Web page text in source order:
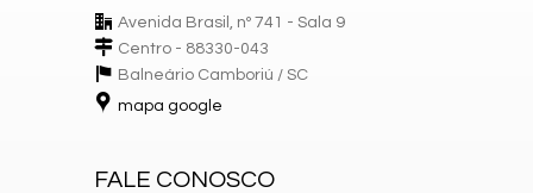
Avenida Brasil, nº 741 - Sala 9
Centro - 88330-043
Balneário Camboriú / SC
mapa google
FALE CONOSCO